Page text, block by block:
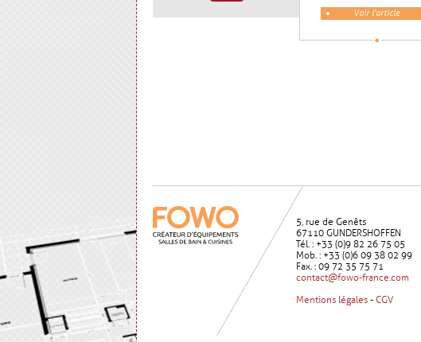
Voir l'article
5, rue de Genêts
67110 GUNDERSHOFFEN
Tél. : +33 (0)9 82 26 75 05
Mob. : +33 (0)6 09 38 02 99
Fax. : 09 72 35 75 71
contact@fowo-france.com
Mentions légales - CGV